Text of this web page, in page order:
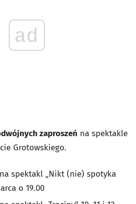
ad
zaproszeń na spektakle
Grotowskiego.
spektakl „Nikt (nie) spotyka
o 19.00